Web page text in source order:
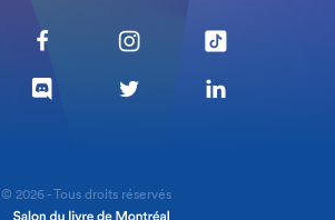
© 2026 - Tous droits réservés